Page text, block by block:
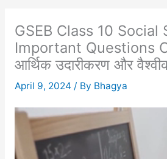
GSEB Class 10 Social
Important Questions
आर्थिक उदारीकरण और
April 9, 2024 / By Bhagya